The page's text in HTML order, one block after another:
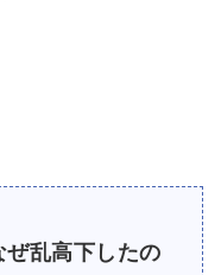
ぜ乱高下したの